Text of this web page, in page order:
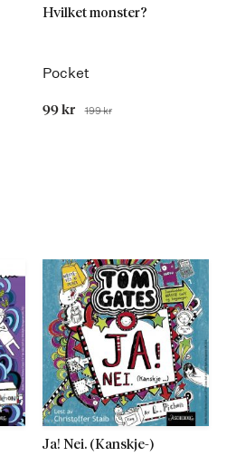
Hvilket monster?
Pocket
Tilbudspris
99 kr Før
199 kr
Ja! Nei. (Kanskje-)